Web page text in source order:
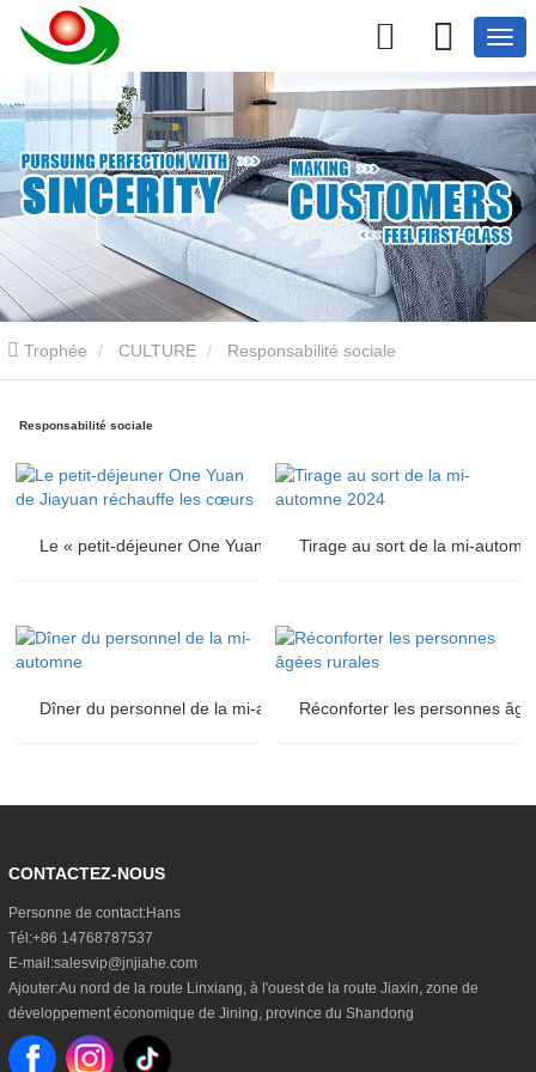
Trophée CULTURE Responsabilité sociale
Responsabilité sociale
Le « petit-déjeuner One Yuan » de Jiayuan réchauffe les cœurs
Tirage au sort de la mi-
Dîner du personnel de la mi-automneRéconforter les personnes
CONTACTEZ-NOUS
Personne de contact:Hans
Tél:+86 14768787537
E-mail:salesvip@jnjiahe.com
Ajouter:Au nord de la route Linxiang, à l'ouest de la route Jiaxin, zone de
développement économique de Jining, province du Shandong